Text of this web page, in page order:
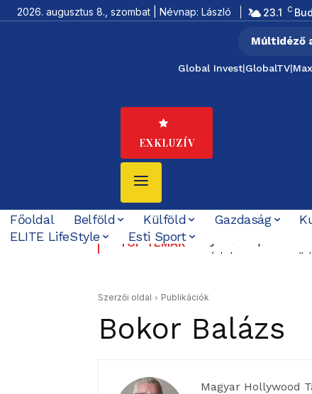
2026. augusztus 8., szombat | Névnap: László 23.1 C
Múltidéző
Global Invest|GlobalTV|
EXKLUZÍV
Főoldal Belföld Külföld Gazdaság
ELITE LifeStyle
Esti Sport
TOP TÉMÁK Új erőközpont
védelemre
energiahelyzet
Szerzői oldal Publikációk
Bokor Balázs
Magyar Hollywood